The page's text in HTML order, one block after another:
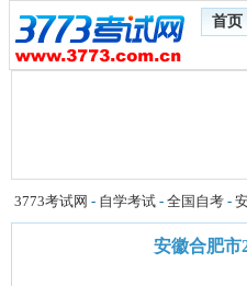
首页
3773考试网 - 自学考试 - 全国自考 -
安徽合肥市